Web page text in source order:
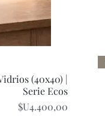
(40x40) |
Serie Ecos
Price
$U4.400,00